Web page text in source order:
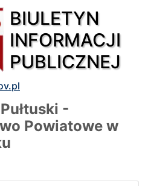
BIULETYN
INFORMACJI
PUBLICZNEJ
-
Powiatowe w